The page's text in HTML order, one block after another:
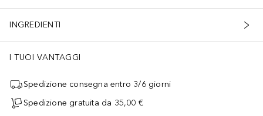
INGREDIENTI
I TUOI VANTAGGI
Spedizione consegna entro 3/6 giorni
Spedizione gratuita da 35,00 €